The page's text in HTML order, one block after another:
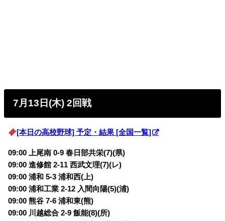
7月13日(木) 2回戦
[本日の高校野球] 予定・結果 [全国一覧]
09:00 上尾南 0-9 春日部共栄(7)(県)
09:00 進修館 2-11 西武文理(7)(レ)
09:00 浦和 5-3 浦和西(上)
09:00 浦和工業 2-12 入間向陽(5)(浦)
09:00 熊谷 7-6 浦和東(熊)
09:00 川越総合 2-9 飯能(8)(所)